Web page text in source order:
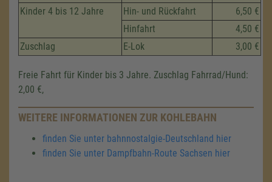
Kinder 4 bis 12 Jahre
Hin- und Rückfahrt
6,50 €
Hinfahrt
4,50 €
Zuschlag
E-Lok 3,00 €
Freie Fahrt für Kinder bis 3 Jahre. Zuschlag Fahrrad/Hund:
2,00 €,
WEITERE INFORMATIONEN ZUR KOHLEBAHN
finden Sie unter bahnnostalgie-Deutschland hier
finden Sie unter Dampfbahn-Route Sachsen hier